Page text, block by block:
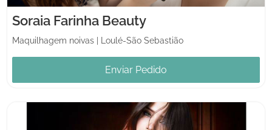
Soraia Farinha Beauty
Maquilhagem noivas Loulé-São Sebastião
Enviar Pedido